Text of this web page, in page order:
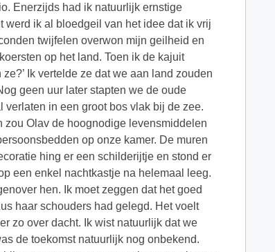
Enerzijds had ik natuurlijk ernstige
werd ik al bloedgeil van het idee dat ik vrij
twijfelen overwon mijn geilheid en
op het land. Toen ik de kajuit
Ik vertelde ze dat we aan land zouden
geen uur later stapten we de oude
in een groot bos vlak bij de zee.
zou Olav de hoognodige levensmiddelen
op onze kamer. De muren
hing er een schilderijtje en stond er
een enkel nachtkastje na helemaal leeg.
hen. Ik moet zeggen dat het goed
haar schouders had gelegd. Het voelt
zo over dacht. Ik wist natuurlijk dat we
de toekomst natuurlijk nog onbekend.